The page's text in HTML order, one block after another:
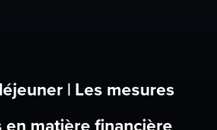
| Les mesures